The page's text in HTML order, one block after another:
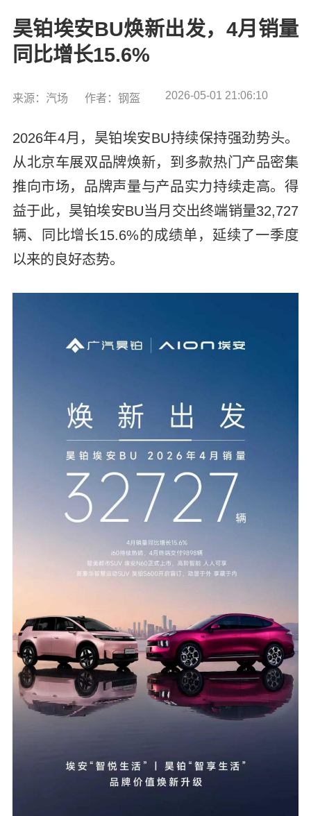
昊铂埃安BU焕新出发，4月销量
同比增长15.6%
来源：汽场 作者：钢盔 2026-05-01 21:06:10
2026年4月，昊铂埃安BU持续保持强劲势头。
从北京车展双品牌焕新，到多款热门产品密集
推向市场，品牌声量与产品实力持续走高。得
益于此，昊铂埃安BU当月交出终端销量32,727
辆、同比增长15.6%的成绩单，延续了一季度
以来的良好态势。